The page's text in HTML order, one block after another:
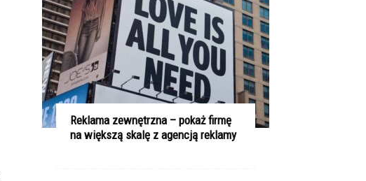
Reklama zewnętrzna – pokaż firmę
na większą skalę z agencją reklamy